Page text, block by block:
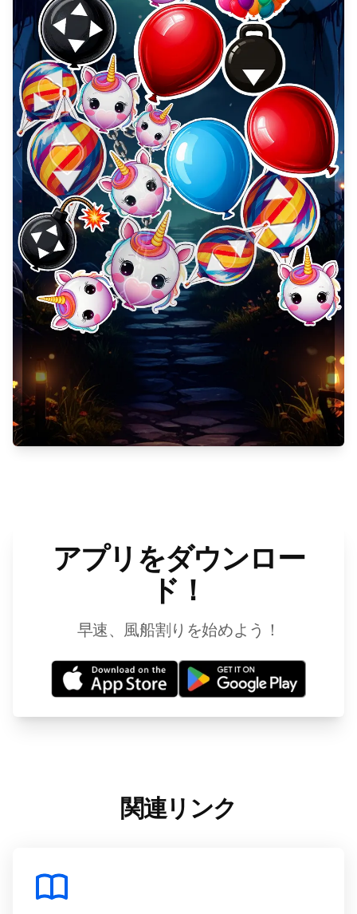
アプリをダウンロー
ド！
早速、風船割りを始めよう！
関連リンク